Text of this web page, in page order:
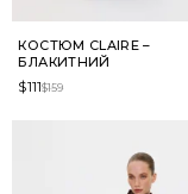
КОСТЮМ CLAIRE –
БЛАКИТНИЙ
$159
$111